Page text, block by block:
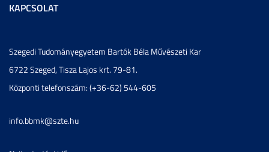
KAPCSOLAT
Szegedi Tudományegyetem Bartók Béla Művészeti Kar
6722 Szeged, Tisza Lajos krt. 79-81.
Központi telefonszám: (+36-62) 544-605
info.bbmk@szte.hu